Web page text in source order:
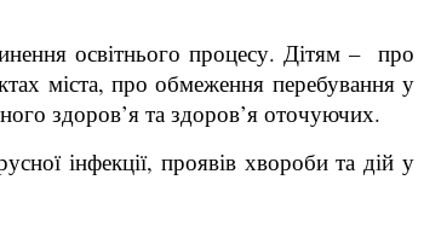
освітнього процесу. Дітям – про
міста, про обмеження перебування у
здоров’я та здоров’я оточуючих.
інфекції, проявів хвороби та дій у